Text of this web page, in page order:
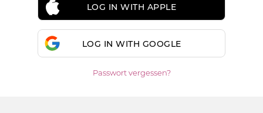
LOG IN WITH APPLE
LOG IN WITH GOOGLE
Passwort vergessen?